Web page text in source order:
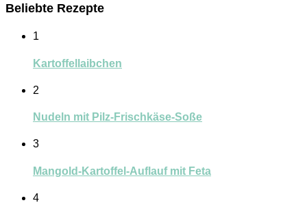
Beliebte Rezepte
1
Kartoffellaibchen
2
Nudeln mit Pilz-Frischkäse-Soße
3
Mangold-Kartoffel-Auflauf mit Feta
4